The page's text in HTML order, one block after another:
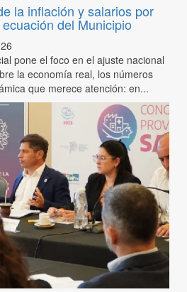
la inflación y salarios por
del Municipio
pone el foco en el ajuste nacional
la economía real, los números
que merece atención: en...